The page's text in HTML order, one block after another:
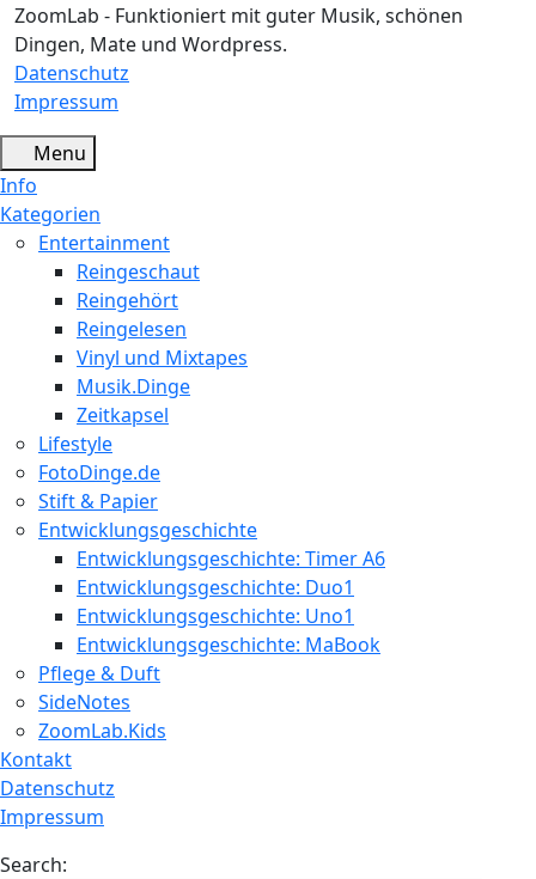
ZoomLab - Funktioniert mit guter Musik, schönen
Dingen, Mate und Wordpress.
Datenschutz
Impressum
Menu
Info
Kategorien
Entertainment
Reingeschaut
Reingehört
Reingelesen
Vinyl und Mixtapes
Musik.Dinge
Zeitkapsel
Lifestyle
FotoDinge.de
Stift & Papier
Entwicklungsgeschichte
Entwicklungsgeschichte: Timer A6
Entwicklungsgeschichte: Duo1
Entwicklungsgeschichte: Uno1
Entwicklungsgeschichte: MaBook
Pflege & Duft
SideNotes
ZoomLab.Kids
Kontakt
Datenschutz
Impressum
Search: